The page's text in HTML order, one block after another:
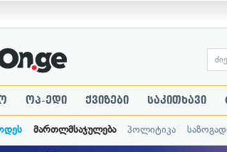
ოპ-ედი ქვიზები საკითხავი
მართლმსაჯულება პოლიტიკა